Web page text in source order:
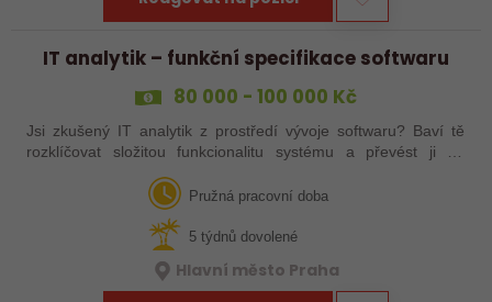
IT analytik – funkční specifikace softwaru
80 000 - 100 000 Kč
Jsi zkušený IT analytik z prostředí vývoje softwaru? Baví tě
rozklíčovat složitou funkcionalitu systému a převést ji do
Pružná pracovní doba
5 týdnů dovolené
Hlavní město Praha